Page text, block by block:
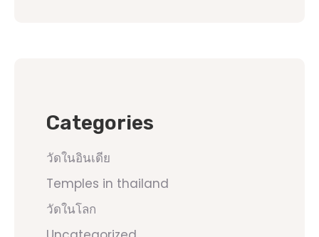
Categories
วัดในอินเดีย
Temples in thailand
วัดในโลก